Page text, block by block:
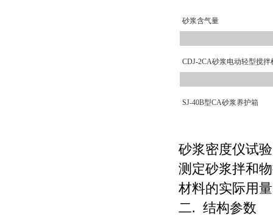
砂浆含气量
CDJ-2CA砂浆电动轻型搅拌
SJ-40B型CA砂浆养护箱
砂浆密度仪试验
测定砂浆拌和
材料的实际用
二. 结构参数